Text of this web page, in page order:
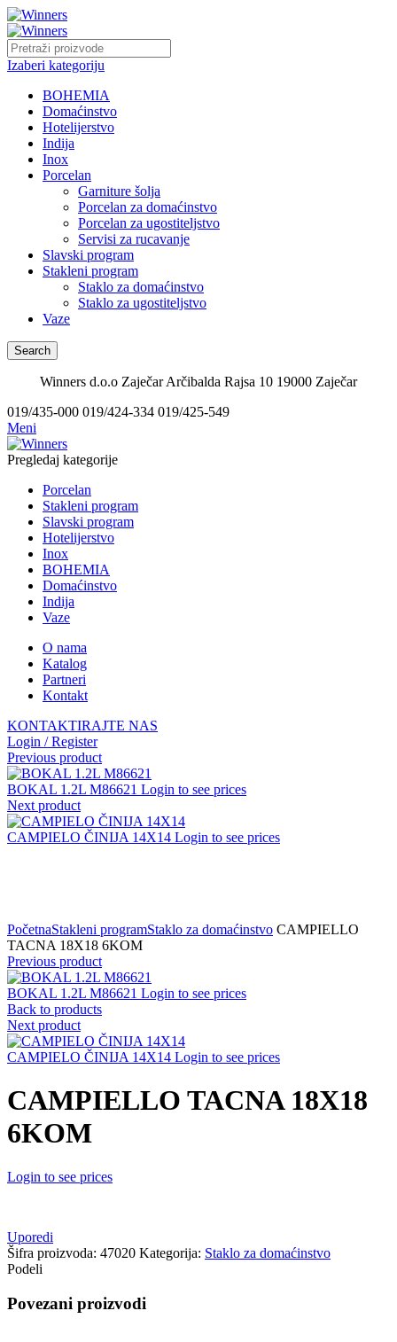
Izaberi kategoriju
BOHEMIA
Domaćinstvo
Hotelijerstvo
Indija
Inox
Porcelan
Garniture šolja
Porcelan za domaćinstvo
Porcelan za ugostiteljstvo
Servisi za rucavanje
Slavski program
Stakleni program
Staklo za domaćinstvo
Staklo za ugostiteljstvo
Vaze
Search
Winners d.o.o Zaječar Arčibalda Rajsa 10 19000 Zaječar
019/435-000 019/424-334 019/425-549
Meni
Pregledaj kategorije
Porcelan
Stakleni program
Slavski program
Hotelijerstvo
Inox
BOHEMIA
Domaćinstvo
Indija
Vaze
O nama
Katalog
Partneri
Kontakt
KONTAKTIRAJTE NAS
Login / Register
Previous product
BOKAL 1.2L M86621 Login to see prices
Next product
CAMPIELO ČINIJA 14X14 Login to see prices
PočetnaStakleni programStaklo za domaćinstvo CAMPIELLO
TACNA 18X18 6KOM
Previous product
BOKAL 1.2L M86621 Login to see prices
Back to products
Next product
CAMPIELO ČINIJA 14X14 Login to see prices
CAMPIELLO TACNA 18X18
6KOM
Login to see prices
Uporedi
Šifra proizvoda: 47020 Kategorija: Staklo za domaćinstvo
Podeli
Povezani proizvodi